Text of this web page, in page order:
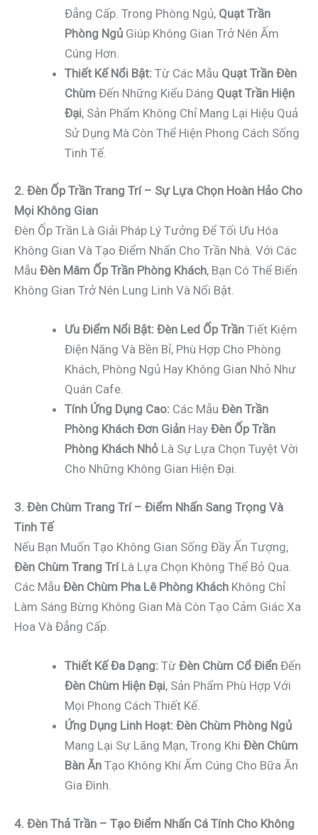
Đẳng Cấp. Trong Phòng Ngủ, Quạt Trần
Phòng Ngủ Giúp Không Gian Trở Nên Ấm
Cúng Hơn.
Thiết Kế Nổi Bật: Từ Các Mẫu Quạt Trần Đèn
Chùm Đến Những Kiểu Dáng Quạt Trần Hiện
Đại, Sản Phẩm Không Chỉ Mang Lại Hiệu Quả
Sử Dụng Mà Còn Thể Hiện Phong Cách Sống
Tinh Tế.
2. Đèn Ốp Trần Trang Trí – Sự Lựa Chọn Hoàn Hảo Cho
Mọi Không Gian
Đèn Ốp Trần Là Giải Pháp Lý Tưởng Để Tối Ưu Hóa
Không Gian Và Tạo Điểm Nhấn Cho Trần Nhà. Với Các
Mẫu Đèn Mâm Ốp Trần Phòng Khách, Bạn Có Thể Biến
Không Gian Trở Nên Lung Linh Và Nổi Bật.
Ưu Điểm Nổi Bật: Đèn Led Ốp Trần Tiết Kiệm
Điện Năng Và Bền Bỉ, Phù Hợp Cho Phòng
Khách, Phòng Ngủ Hay Không Gian Nhỏ Như
Quán Cafe.
Tính Ứng Dụng Cao: Các Mẫu Đèn Trần
Phòng Khách Đơn Giản Hay Đèn Ốp Trần
Phòng Khách Nhỏ Là Sự Lựa Chọn Tuyệt Vời
Cho Những Không Gian Hiện Đại.
3. Đèn Chùm Trang Trí – Điểm Nhấn Sang Trọng Và
Tinh Tế
Nếu Bạn Muốn Tạo Không Gian Sống Đầy Ấn Tượng,
Đèn Chùm Trang TríLà Lựa Chọn Không Thể Bỏ Qua.
Các Mẫu Đèn Chùm Pha Lê Phòng Khách Không Chỉ
Làm Sáng Bừng Không Gian Mà Còn Tạo Cảm Giác Xa
Hoa Và Đẳng Cấp.
Thiết Kế Đa Dạng: Từ Đèn Chùm Cổ Điển Đến
Đèn Chùm Hiện Đại, Sản Phẩm Phù Hợp Với
Mọi Phong Cách Thiết Kế.
Ứng Dụng Linh Hoạt: Đèn Chùm Phòng Ngủ
Mang Lại Sự Lãng Mạn, Trong Khi Đèn Chùm
Bàn Ăn Tạo Không Khí Ấm Cúng Cho Bữa Ăn
Gia Đình.
4. Đèn Thả Trần – Tạo Điểm Nhấn Cá Tính Cho Không